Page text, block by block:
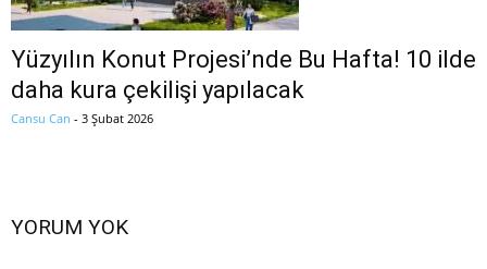
Yüzyılın Konut Projesi’nde Bu Hafta! 10 ilde
daha kura çekilişi yapılacak
Cansu Can - 3 Şubat 2026
YORUM YOK